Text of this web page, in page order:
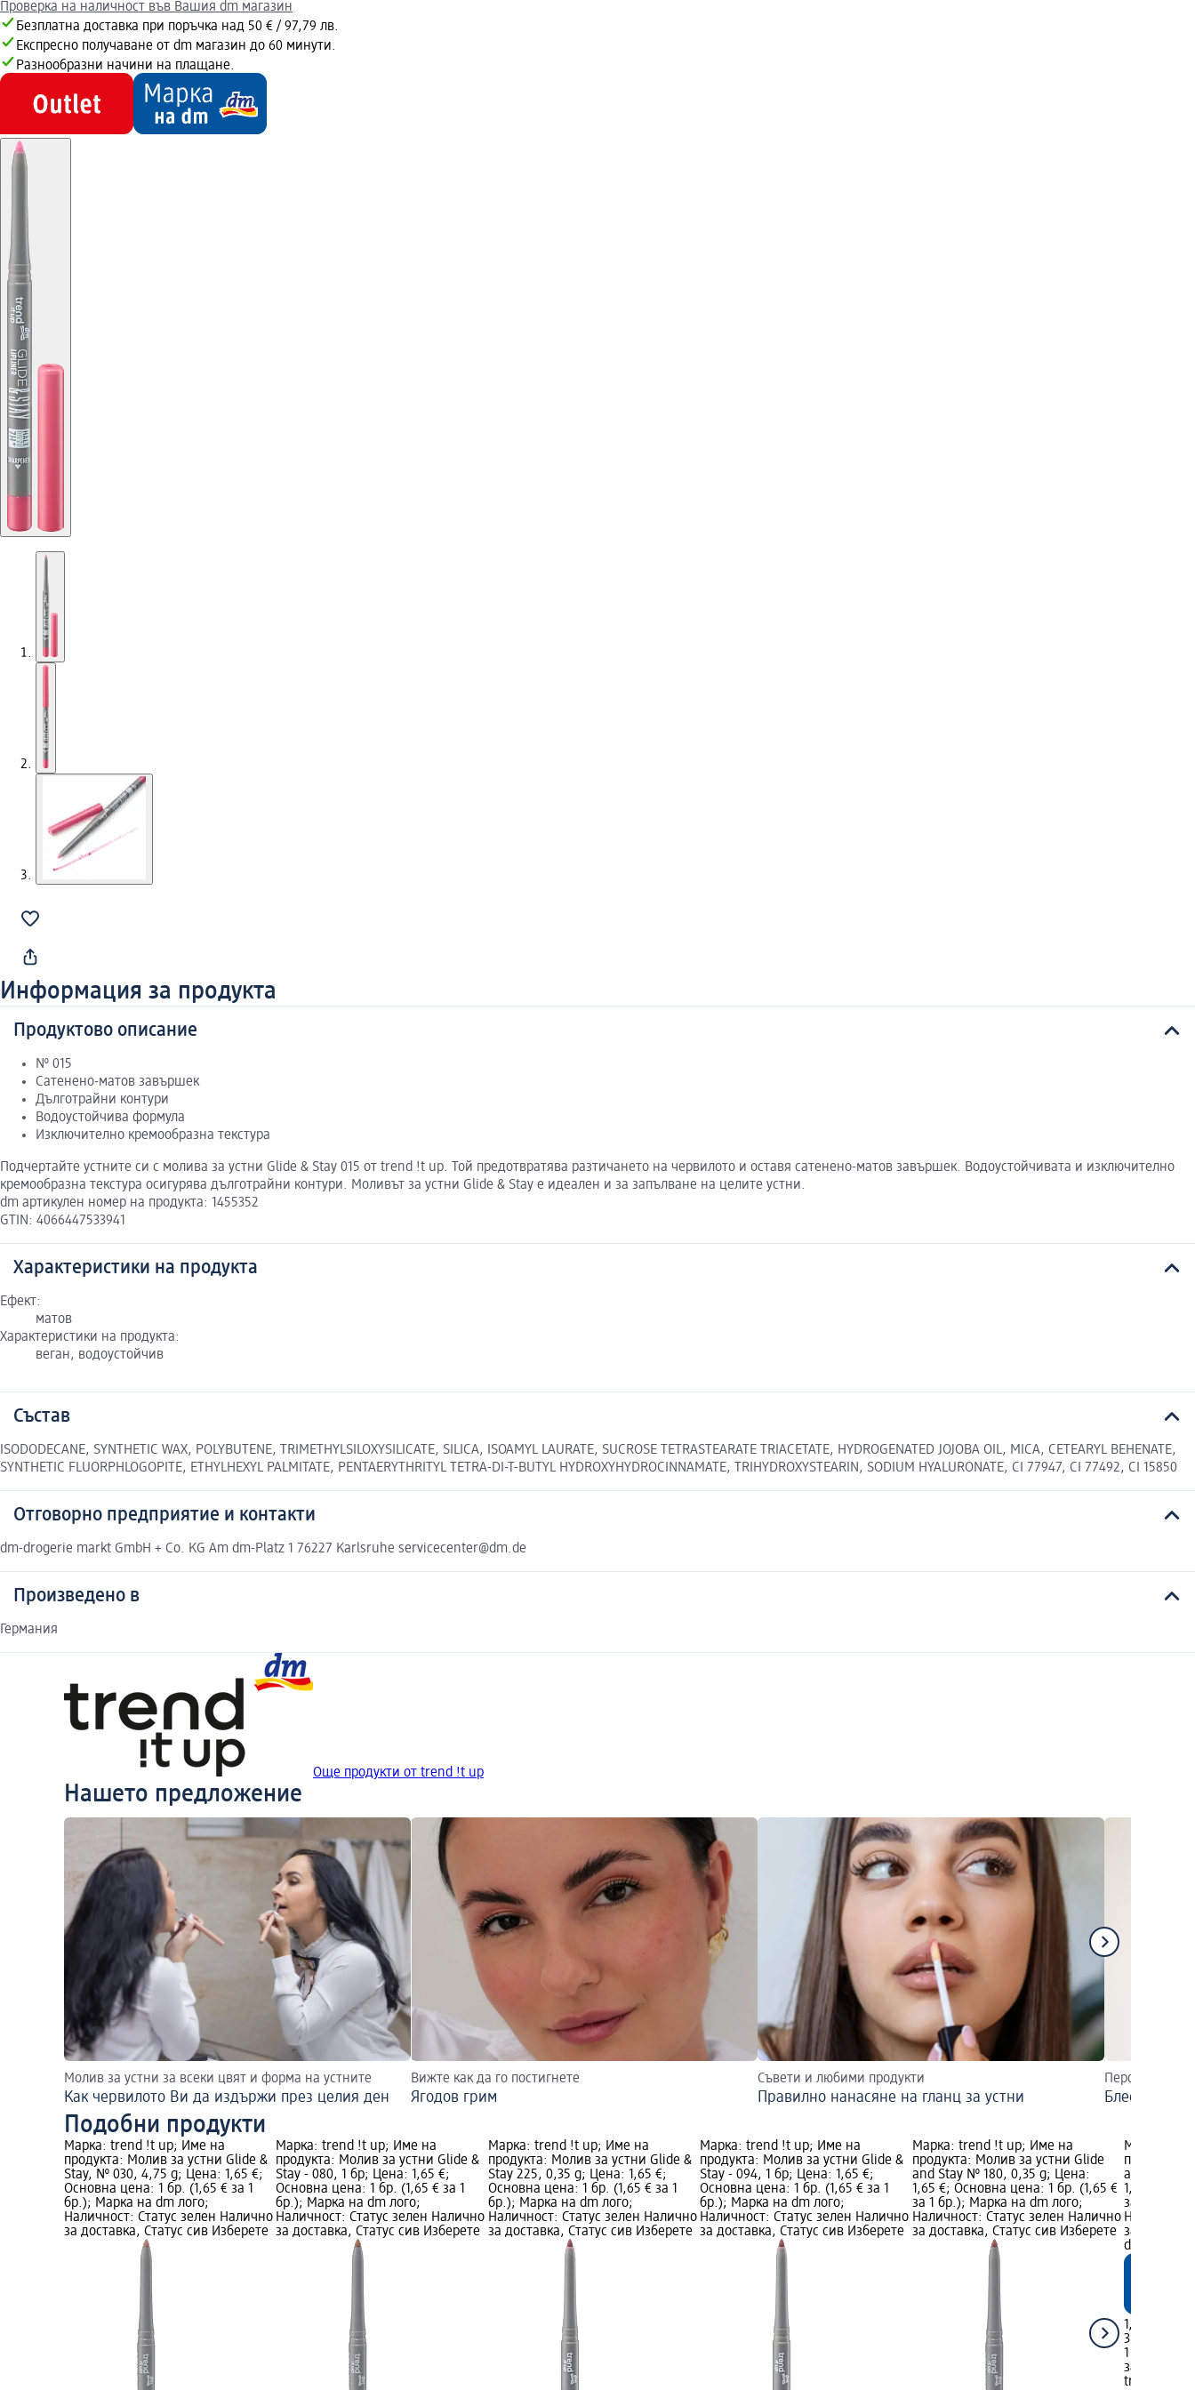
Проверка на наличност във Вашия dm магазин
Безплатна доставка при поръчка над 50 € / 97,79 лв.
Експресно получаване от dm магазин до 60 минути.
Разнообразни начини на плащане.
Информация за продукта
Продуктово описание
№ 015
Сатенено-матов завършек
Дълготрайни контури
Водоустойчива формула
Изключително кремообразна текстура
Подчертайте устните си с молива за устни Glide & Stay 015 от trend !t up. Той предотвратява разтичането на червилото и оставя сатенено-матов завършек. Водоустойчивата и изключително
кремообразна текстура осигурява дълготрайни контури. Моливът за устни Glide & Stay е идеален и за запълване на целите устни.
dm артикулен номер на продукта: 1455352
GTIN: 4066447533941
Характеристики на продукта
Ефект:
матов
Характеристики на продукта:
веган, водоустойчив
Състав
ISODODECANE, SYNTHETIC WAX, POLYBUTENE, TRIMETHYLSILOXYSILICATE, SILICA, ISOAMYL LAURATE, SUCROSE TETRASTEARATE TRIACETATE, HYDROGENATED JOJOBA OIL, MICA, CETEARYL BEHENATE,
SYNTHETIC FLUORPHLOGOPITE, ETHYLHEXYL PALMITATE, PENTAERYTHRITYL TETRA-DI-T-BUTYL HYDROXYHYDROCINNAMATE, TRIHYDROXYSTEARIN, SODIUM HYALURONATE, CI 77947, CI 77492, CI 15850
Отговорно предприятие и контакти
dm-drogerie markt GmbH + Co. KG Am dm-Platz 1 76227 Karlsruhe servicecenter@dm.de
Произведено в
Германия
Още продукти от trend !t up
Нашето предложение
Молив за устни за всеки цвят и форма на устните
Как червилото Ви да издържи през целия ден
Вижте как да го постигнете
Ягодов грим
Съвети и любими продукти
Правилно нанасяне на гланц за устни
Перфектният
Блестящи
Подобни продукти
Марка: trend !t up; Име на
продукта: Молив за устни Glide &
Stay, № 030, 4,75 g; Цена: 1,65 €;
Основна цена: 1 бр. (1,65 € за 1
бр.); Марка на dm лого;
Наличност: Статус зелен Налично
за доставка, Статус сив Изберете
Марка: trend !t up; Име на
продукта: Молив за устни Glide &
Stay - 080, 1 бр; Цена: 1,65 €;
Основна цена: 1 бр. (1,65 € за 1
бр.); Марка на dm лого;
Наличност: Статус зелен Налично
за доставка, Статус сив Изберете
Марка: trend !t up; Име на
продукта: Молив за устни Glide &
Stay 225, 0,35 g; Цена: 1,65 €;
Основна цена: 1 бр. (1,65 € за 1
бр.); Марка на dm лого;
Наличност: Статус зелен Налично
за доставка, Статус сив Изберете
Марка: trend !t up; Име на
продукта: Молив за устни Glide &
Stay - 094, 1 бр; Цена: 1,65 €;
Основна цена: 1 бр. (1,65 € за 1
бр.); Марка на dm лого;
Наличност: Статус зелен Налично
за доставка, Статус сив Изберете
Марка: trend !t up; Име на
продукта: Молив за устни Glide
and Stay № 180, 0,35 g; Цена:
1,65 €; Основна цена: 1 бр. (1,65 €
за 1 бр.); Марка на dm лого;
Наличност: Статус зелен Налично
за доставка, Статус сив Изберете
Марка:
продукта:
and Stay,
1,65 €;
за 1 бр.);
за
dm
1,65 €
3,23 лв.
1 бр. (1,65
за 1 бр.)
trend !t up